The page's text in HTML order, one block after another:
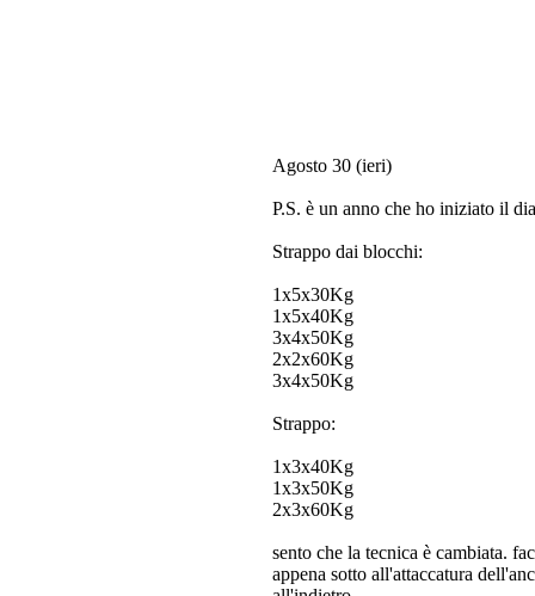
Agosto 30 (ieri)
P.S. è un anno che ho iniziato il
Strappo dai blocchi:
1x5x30Kg
1x5x40Kg
3x4x50Kg
2x2x60Kg
3x4x50Kg
Strappo:
1x3x40Kg
1x3x50Kg
2x3x60Kg
sento che la tecnica è cambiata.
appena sotto all'attaccatura